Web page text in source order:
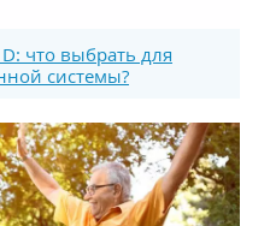
что выбрать для
системы?